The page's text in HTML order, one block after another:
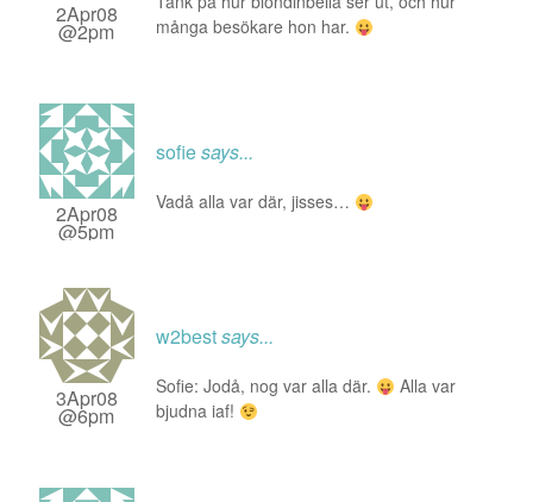
2Apr08
@2pm
många besökare hon har.
2Apr08
@5pm
sofiesays...
Vadå alla var där, jisses…
3Apr08
@6pm
w2bestsays...
Sofie: Jodå, nog var alla där.
Alla var
bjudna iaf!